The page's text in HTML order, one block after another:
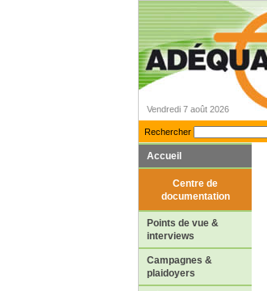
Vendredi 7 août 2026
Rechercher
Accueil
Centre de
documentation
Points de vue &
interviews
Campagnes &
plaidoyers